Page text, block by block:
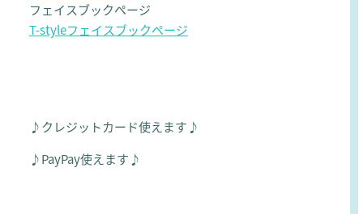
フェイスブックページ
T-styleフェイスブックページ
♪クレジットカード使えます♪
♪PayPay使えます♪